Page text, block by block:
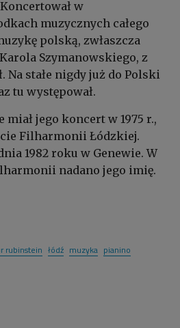
w
muzycznych całego
polską, zwłaszcza
Szymanowskiego, z
Na stałe nigdy już do Polski
tu występował.
miał jego koncert w 1975 r.,
Filharmonii Łódzkiej.
1982 roku w Genewie. W
nadano jego imię.
rubinstein łódź muzyka pianino